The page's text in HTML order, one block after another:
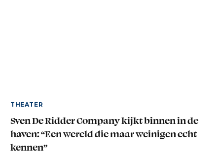
THEATER
Sven De Ridder Company kijkt binnen in de
haven: “Een wereld die maar weinigen echt
kennen”